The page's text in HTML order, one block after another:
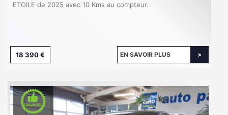
ETOILE de 2025 avec 10 Kms au compteur.
18 390 € EN SAVOIR PLUS